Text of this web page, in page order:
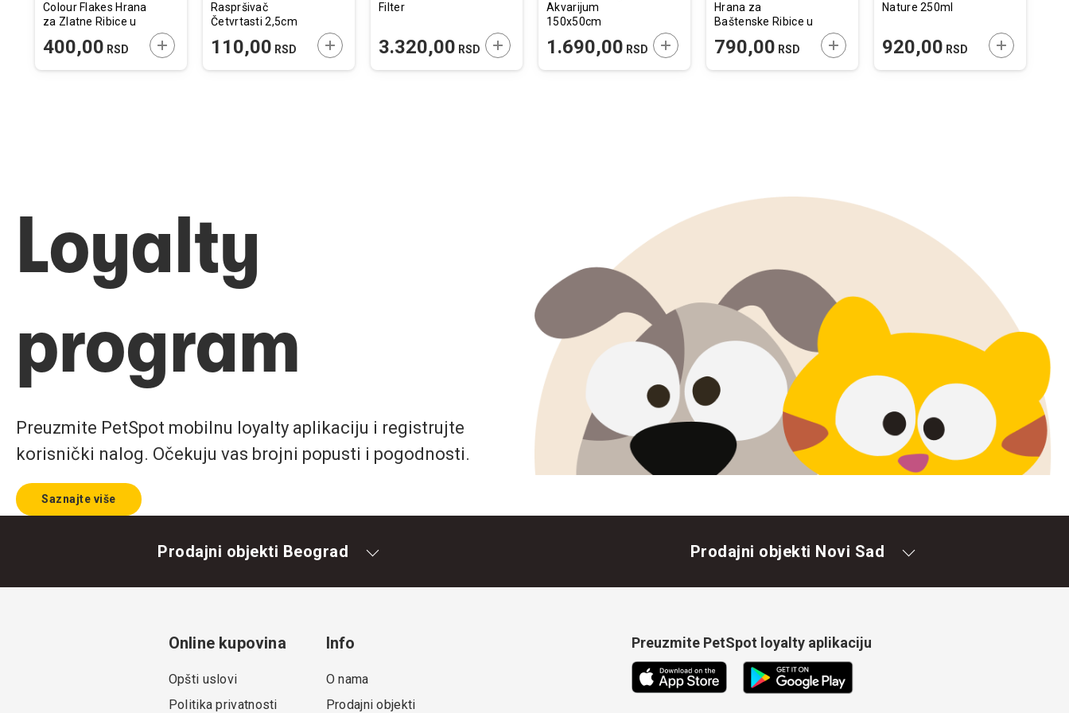
U KORPU
Colour Flakes Hrana
za Zlatne Ribice u
400,00 RSD DODAJTE U KORPU
Raspršivač
Četvrtasti 2,5cm
110,00 RSD DODAJTE U KORPU
Filter
3.320,00 RSD DODAJTE U KORPU
Akvarijum
150x50cm
1.690,00 RSD DODAJTE U KORPU
Hrana za
Baštenske Ribice u
790,00 RSD DODAJTE U KORPU
Nature 250ml
920,00 RSD DODAJTE U
Loyalty
program
Preuzmite PetSpot mobilnu loyalty aplikaciju i registrujte
korisnički nalog. Očekuju vas brojni popusti i pogodnosti.
Saznajte više
Prodajni objekti Beograd Prodajni objekti Novi Sad
Online kupovina
Opšti uslovi
Politika privatnosti
Info
O nama
Prodajni objekti
Preuzmite PetSpot loyalty aplikaciju